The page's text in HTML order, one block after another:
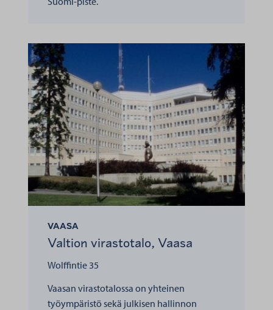
VAASA
Valtion virastotalo, Vaasa
Wolffintie 35
Vaasan virastotalossa on yhteinen
työympäristö sekä julkisen hallinnon